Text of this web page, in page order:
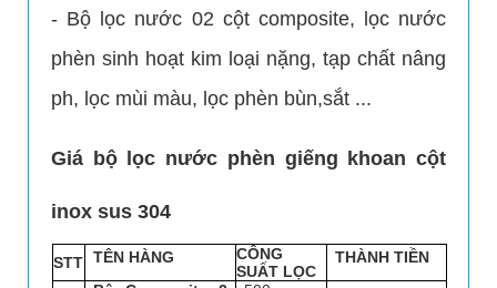
- Bộ lọc nước 02 cột composite, lọc nước
phèn sinh hoạt kim loại nặng, tạp chất nâng
ph, lọc mùi màu, lọc phèn bùn,sắt ...
Giá bộ lọc nước phèn giếng khoan cột
inox sus 304
STT TÊN HÀNG
CÔNG
SUẤT LỌC
THÀNH TIỀN